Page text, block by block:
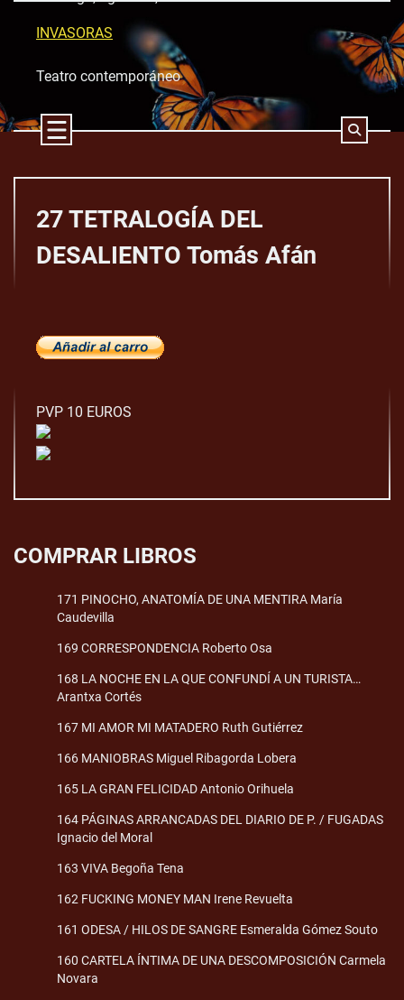
INVASORAS
Teatro contemporáneo
27 TETRALOGÍA DEL
DESALIENTO Tomás Afán
PVP 10 EUROS
COMPRAR LIBROS
171 PINOCHO, ANATOMÍA DE UNA MENTIRA María
Caudevilla
169 CORRESPONDENCIA Roberto Osa
168 LA NOCHE EN LA QUE CONFUNDÍ A UN TURISTA…
Arantxa Cortés
167 MI AMOR MI MATADERO Ruth Gutiérrez
166 MANIOBRAS Miguel Ribagorda Lobera
165 LA GRAN FELICIDAD Antonio Orihuela
164 PÁGINAS ARRANCADAS DEL DIARIO DE P. / FUGADAS
Ignacio del Moral
163 VIVA Begoña Tena
162 FUCKING MONEY MAN Irene Revuelta
161 ODESA / HILOS DE SANGRE Esmeralda Gómez Souto
160 CARTELA ÍNTIMA DE UNA DESCOMPOSICIÓN Carmela
Novara